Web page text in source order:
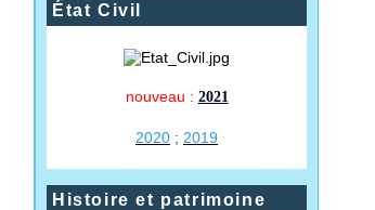
État Civil
nouveau : 2021
2020 ; 2019
Histoire et patrimoine